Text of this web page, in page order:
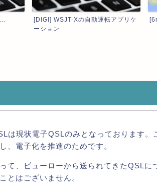
リケ
[6m] 台風一過後に6mが大オープン
は現状電子QSLのみとなっております。
、電子化を推進のためです。
て、ビューローから送られてきたQSLに
とはございません。